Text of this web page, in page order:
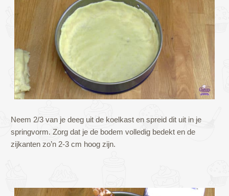
Neem 2/3 van je deeg uit de koelkast en spreid dit uit in je
springvorm. Zorg dat je de bodem volledig bedekt en de
zijkanten zo’n 2-3 cm hoog zijn.